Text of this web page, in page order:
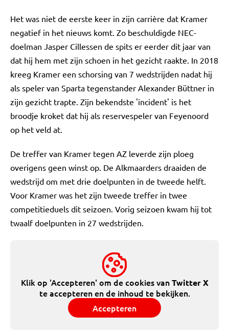
Het was niet de eerste keer in zijn carrière dat Kramer
negatief in het nieuws komt. Zo beschuldigde NEC-
doelman Jasper Cillessen de spits er eerder dit jaar van
dat hij hem met zijn schoen in het gezicht raakte. In 2018
kreeg Kramer een schorsing van 7 wedstrijden nadat hij
als speler van Sparta tegenstander Alexander Büttner in
zijn gezicht trapte. Zijn bekendste 'incident' is het
broodje kroket dat hij als reservespeler van Feyenoord
op het veld at.
De treffer van Kramer tegen AZ leverde zijn ploeg
overigens geen winst op. De Alkmaarders draaiden de
wedstrijd om met drie doelpunten in de tweede helft.
Voor Kramer was het zijn tweede treffer in twee
competitieduels dit seizoen. Vorig seizoen kwam hij tot
twaalf doelpunten in 27 wedstrijden.
Klik op 'Accepteren' om de cookies vanTwitter X
te accepteren en de inhoud te bekijken.
Accepteren